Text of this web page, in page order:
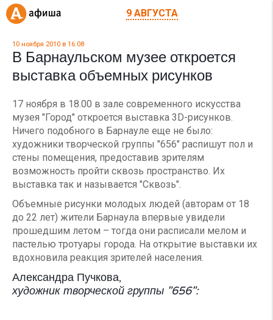
9 АВГУСТА
10 ноября 2010 в 16:08
В Барнаульском музее откроется
выставка объемных рисунков
17 ноября в 18.00 в зале современного искусства
музея "Город" откроется выставка 3D-рисунков.
Ничего подобного в Барнауле еще не было:
художники творческой группы "656" распишут пол и
стены помещения, предоставив зрителям
возможность пройти сквозь пространство. Их
выставка так и называется "Сквозь".
Объемные рисунки молодых людей (авторам от 18
до 22 лет) жители Барнаула впервые увидели
прошедшим летом – тогда они расписали мелом и
пастелью тротуары города. На открытие выставки их
вдохновила реакция зрителей населения.
Александра Пучкова,
художник творческой группы "656":